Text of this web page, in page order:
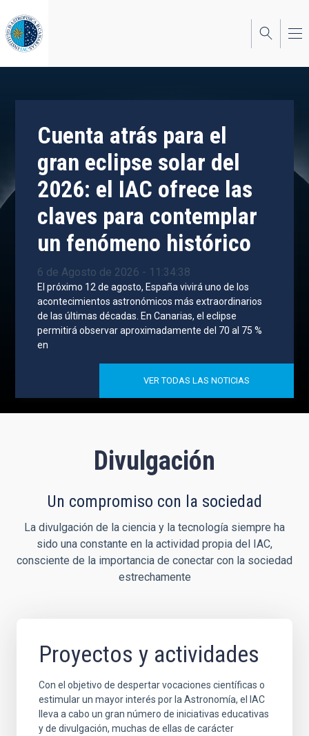
al
contenido
principal
Cuenta atrás para el
gran eclipse solar del
2026: el IAC ofrece las
claves para contemplar
un fenómeno histórico
6 de Agosto de 2026 - 11:34:38
El próximo 12 de agosto, España vivirá uno de los
acontecimientos astronómicos más extraordinarios
de las últimas décadas. En Canarias, el eclipse
permitirá observar aproximadamente del 70 al 75 %
en
VER TODAS LAS NOTICIAS
Divulgación
Un compromiso con la sociedad
La divulgación de la ciencia y la tecnología siempre ha
sido una constante en la actividad propia del IAC,
consciente de la importancia de conectar con la sociedad
estrechamente
Proyectos y actividades
Con el objetivo de despertar vocaciones científicas o
estimular un mayor interés por la Astronomía, el IAC
lleva a cabo un gran número de iniciativas educativas
y de divulgación, muchas de ellas de carácter